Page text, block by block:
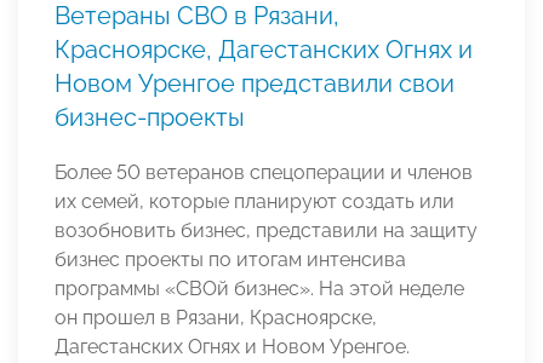
Ветераны СВО в Рязани,
Красноярске, Дагестанских Огнях и
Новом Уренгое представили свои
бизнес-проекты
Более 50 ветеранов спецоперации и членов
их семей, которые планируют создать или
возобновить бизнес, представили на защиту
бизнес проекты по итогам интенсива
программы «СВОй бизнес». На этой неделе
он прошел в Рязани, Красноярске,
Дагестанских Огнях и Новом Уренгое.